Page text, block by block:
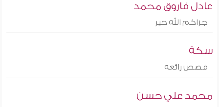
عادل فاروق محمد
جزاكم الله خير
سكة
قصص رائعه
محمد علي حسن